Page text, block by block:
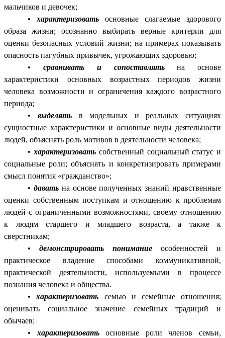
мальчиков и девочек;
•характеризовать основные слагаемые здорового
образа жизни; осознанно выбирать верные критерии для
оценки безопасных условий жизни; на примерах показывать
опасность пагубных привычек, угрожающих здоровью;
•сравнивать и сопоставлятьна основе
характеристики основных возрастных периодов жизни
человека возможности и ограничения каждого возрастного
периода;
• выделятьв модельных и реальных ситуациях
сущностные характеристики и основные виды деятельности
людей, объяснять роль мотивов в деятельности человека;
•характеризовать собственный социальный статус и
социальные роли; объяснять и конкретизировать примерами
смысл понятия «гражданство»;
•давать на основе полученных знаний нравственные
оценки собственным поступкам и отношению к проблемам
людей с ограниченными возможностями, своему отношению
к людям старшего и младшего возраста, а также к
сверстникам;
•демонстрировать понимание особенностей и
практическое владение способами коммуникативной,
практической деятельности, используемыми в процессе
познания человека и общества.
•характеризовать семью и семейные отношения;
оценивать социальное значение семейных традиций и
обычаев;
•характеризоватьосновные роли членов семьи,